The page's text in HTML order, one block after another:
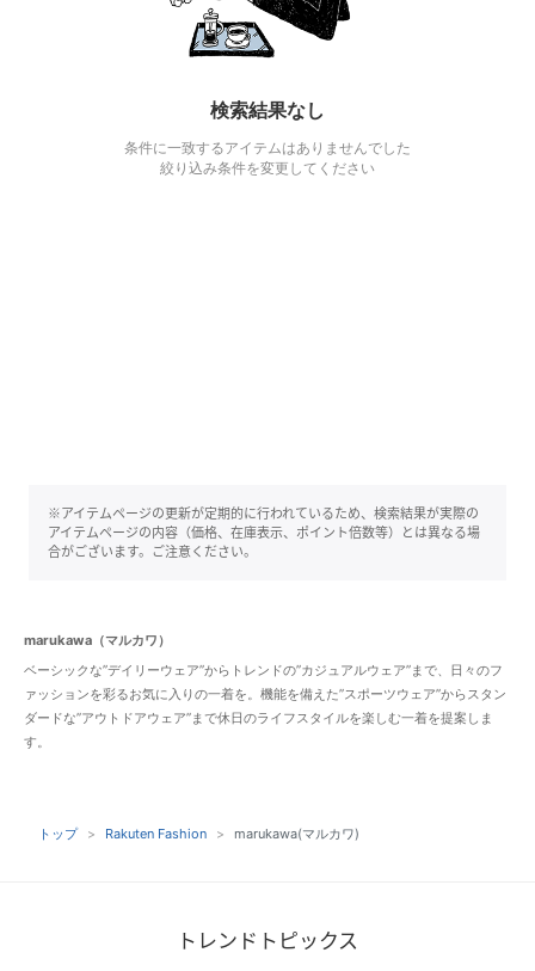
検索結果なし
条件に一致するアイテムはありませんでした
絞り込み条件を変更してください
※アイテムページの更新が定期的に行われているため、検索結果が実際の
アイテムページの内容（価格、在庫表示、ポイント倍数等）とは異なる場
合がございます。ご注意ください。
marukawa（マルカワ）
ベーシックな”デイリーウェア”からトレンドの”カジュアルウェア”まで、日々のフ
ァッションを彩るお気に入りの一着を。機能を備えた”スポーツウェア”からスタン
ダードな”アウトドアウェア”まで休日のライフスタイルを楽しむ一着を提案しま
す。
トップ Rakuten Fashion marukawa(マルカワ)
トレンドトピックス